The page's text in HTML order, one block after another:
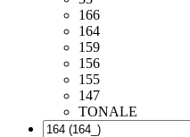
166
164
159
156
155
147
TONALE